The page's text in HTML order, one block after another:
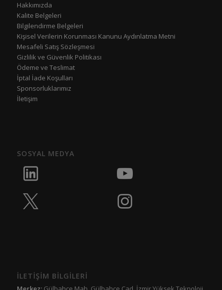
Hakkımızda
Kalite Belgeleri
Bilgilendirme Belgeleri
Kişisel Verilerin Korunması Kanunu Aydınlatma Metni
Mesafeli Satış Sözleşmesi
Gizlilik ve Güvenlik Politikası
Ödeme ve Teslimat
İptal İade Koşulları
Sponsorluklarımız
İletişim
SOSYAL MEDYA
İLETİŞİM BİLGİLERİ